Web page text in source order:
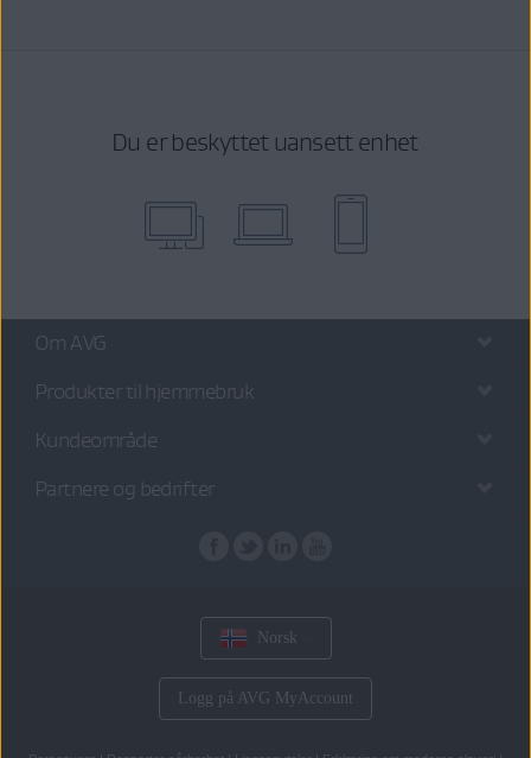
Du er beskyttet uansett enhet
Om AVG
Produkter til hjemmebruk
Kundeområde
Partnere og bedrifter
Norsk
Logg på AVG MyAccount